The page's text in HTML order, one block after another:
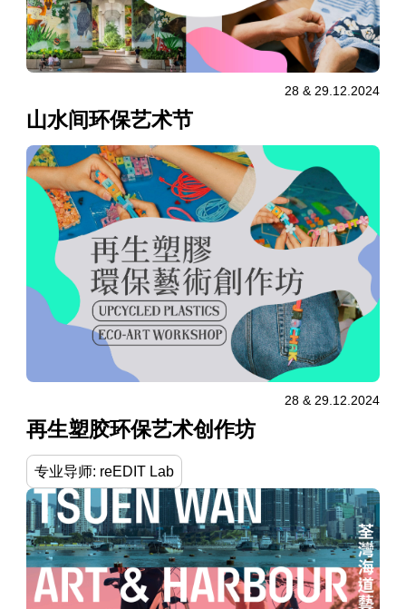
28 & 29.12.2024
山水间环保艺术节
28 & 29.12.2024
再生塑胶环保艺术创作坊
专业导师: reEDIT Lab